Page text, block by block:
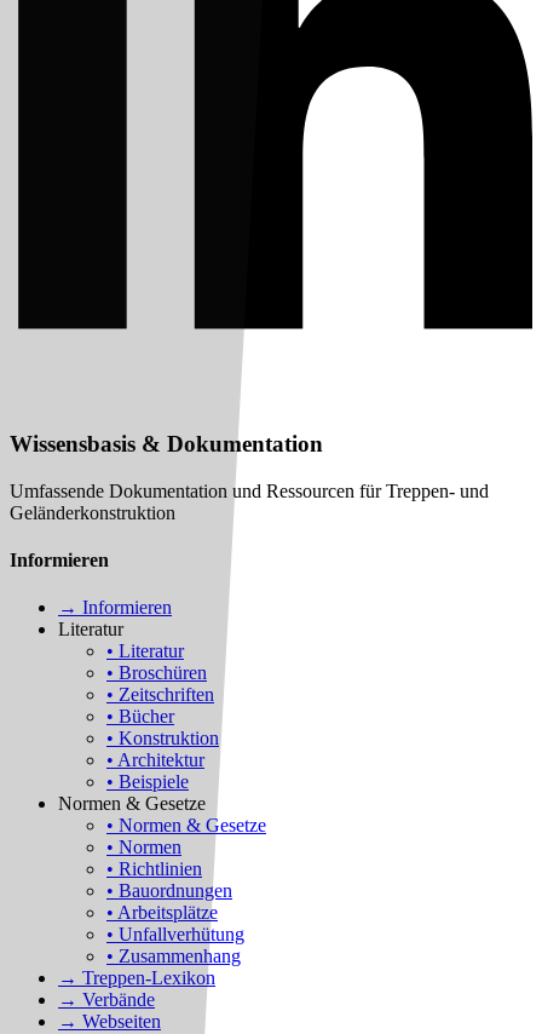
Wissensbasis & Dokumentation
Umfassende Dokumentation und Ressourcen für Treppen- und
Geländerkonstruktion
Informieren
→ Informieren
Literatur
• Literatur
• Broschüren
• Zeitschriften
• Bücher
• Konstruktion
• Architektur
• Beispiele
Normen & Gesetze
• Normen & Gesetze
• Normen
• Richtlinien
• Bauordnungen
• Arbeitsplätze
• Unfallverhütung
• Zusammenhang
→ Treppen-Lexikon
→ Verbände
→ Webseiten